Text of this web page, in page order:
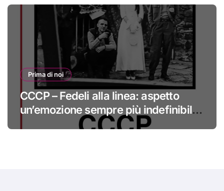
Prima di noi
CCCP – Fedeli alla linea: aspetto
un’emozione sempre più indefinibile
#primadinoi